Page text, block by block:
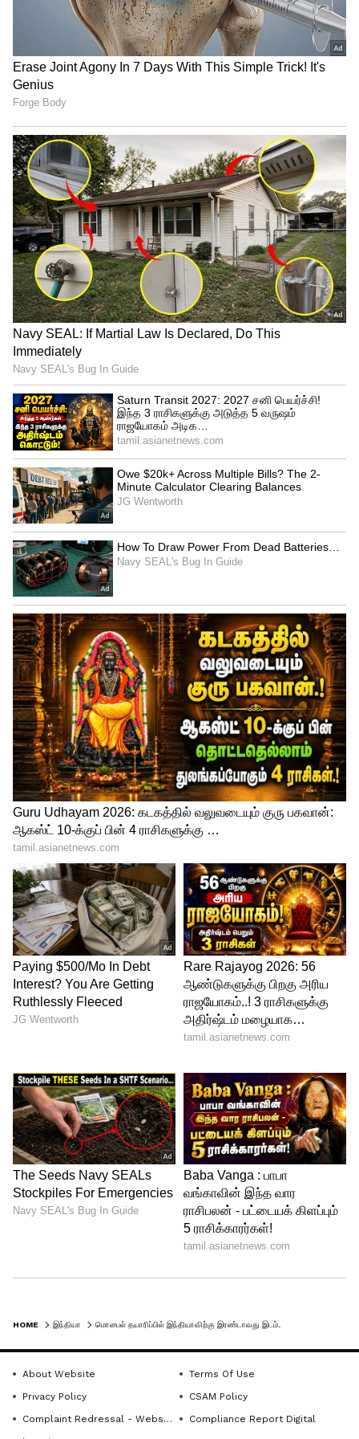
அலகுகளை நிறுவும் நிறுவனங்களுடன்
வளர்ந்து வரும் சுற்றுச்சூழல் அமைப்பை
நாடு கண்டுள்ளது என்று பதக் மேலும்
குறிப்பிட்டார். இந்தப் போக்கு முதலீடுகள்,
வேலை வாய்ப்புகள் மற்றும்
தொழில்துறையின் ஒட்டுமொத்த
வளர்ச்சிக்கு வழிவகுத்தது என்றும் அவர்
கூறினார்.
இந்தச் சாதனைகளைக் படைத்ததன் மூலம்,
இந்திய அரசாங்கம் இப்போது நாட்டை ஒரு
'குறைக்கடத்தி உற்பத்தி மற்றும் ஏற்றுமதி
மையமாக' நிலைநிறுத்த அதன் பல்வேறு
வகையான திட்டங்களைப்
பயன்படுத்துவதை நோக்கமாகக்
கொண்டுள்ளது என்றும் அவர் கூறினார்.
இந்தியாவை செமிகண்டக்டர் பவர்ஹவுஸ்
ஆக நிலைநிறுத்துவதில் அரசாங்கத்தின்
கவனம் நகர்கிறது என்று அந்த
அறிக்கையில் குறிப்பிடப்பட்டுள்ளது. ஒரு
குறைக்கடத்தி PLI திட்டம் மற்றும்
குறிப்பிடத்தக்க உள்கட்டமைப்பு முதலீடு ($1.4
டிரில்லியன் மதிப்பிலான முதலீடு)
ஆகியவை நாட்டிற்குள் இன்னும் வலுவான
உற்பத்தி சூழலை வளர்ப்பதற்கான
உறுதிப்பாட்டை அளிக்கிறது.
பிரதமரின் விஸ்வகர்மா திட்டத்துக்கு
மத்திய அமைச்சரவை ஒப்புதல்!
கோவையை வீழ்த்திய மதுரை
TNPL: சேலம் ஸ்பார்டன்ஸை
வீழ்த்திய திருச்சி கிராண்ட்
HOME இந்தியா
About Website
Terms Of Use
Privacy Policy
CSAM Policy
Complaint Redressal - Website
Compliance Report Digital